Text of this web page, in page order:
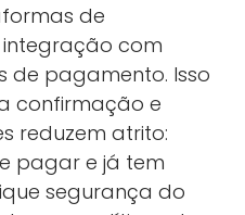
de
com
de pagamento. Isso
confirmação e
reduzem atrito:
pagar e já tem
segurança do